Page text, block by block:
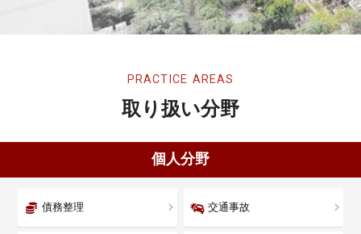
PRACTICE AREAS
取り扱い分野
個人分野
債務整理 交通事故